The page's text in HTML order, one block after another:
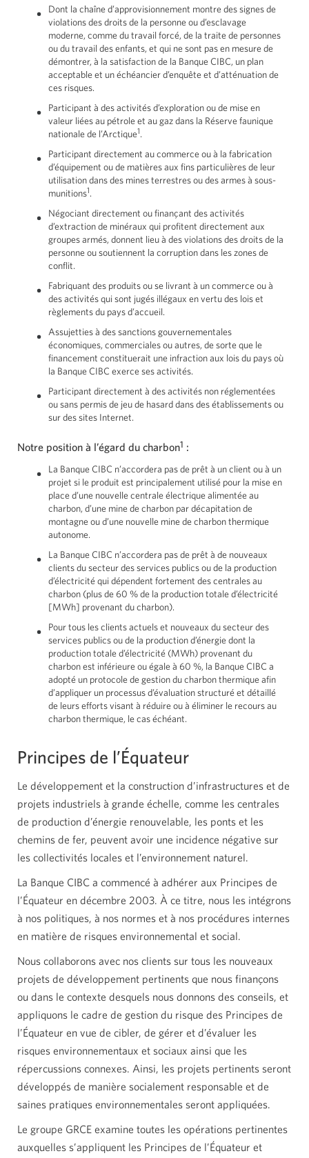
Dont la chaîne d’approvisionnement montre des signes de
violations des droits de la personne ou d’esclavage
moderne, comme du travail forcé, de la traite de personnes
ou du travail des enfants, et qui ne sont pas en mesure de
démontrer, à la satisfaction de la Banque CIBC, un plan
acceptable et un échéancier d’enquête et d’atténuation de
ces risques.
Participant à des activités d’exploration ou de mise en
valeur liées au pétrole et au gaz dans la Réserve faunique
nationale de l’Arctique1.
Participant directement au commerce ou à la fabrication
d’équipement ou de matières aux fins particulières de leur
utilisation dans des mines terrestres ou des armes à sous-
munitions1.
Négociant directement ou finançant des activités
d’extraction de minéraux qui profitent directement aux
groupes armés, donnent lieu à des violations des droits de la
personne ou soutiennent la corruption dans les zones de
conflit.
Fabriquant des produits ou se livrant à un commerce ou à
des activités qui sont jugés illégaux en vertu des lois et
règlements du pays d’accueil.
Assujetties à des sanctions gouvernementales
économiques, commerciales ou autres, de sorte que le
financement constituerait une infraction aux lois du pays où
la Banque CIBC exerce ses activités.
Participant directement à des activités non réglementées
ou sans permis de jeu de hasard dans des établissements ou
sur des sites Internet.
Notre position à l’égard du charbon1 :
La Banque CIBC n’accordera pas de prêt à un client ou à un
projet si le produit est principalement utilisé pour la mise en
place d’une nouvelle centrale électrique alimentée au
charbon, d’une mine de charbon par décapitation de
montagne ou d’une nouvelle mine de charbon thermique
autonome.
La Banque CIBC n’accordera pas de prêt à de nouveaux
clients du secteur des services publics ou de la production
d’électricité qui dépendent fortement des centrales au
charbon (plus de 60 %de la production totale d’électricité
[MWh] provenant du charbon).
Pour tous les clients actuels et nouveaux du secteur des
services publics ou de la production d’énergie dont la
production totale d’électricité (MWh) provenant du
charbon est inférieure ou égale à 60 %, la Banque CIBC a
adopté un protocole de gestion du charbon thermique afin
d’appliquer un processus d’évaluation structuré et détaillé
de leurs efforts visant à réduire ou à éliminer le recours au
charbon thermique, le cas échéant.
Principes de l’Équateur
Le développement et la construction d’infrastructures et de
projets industriels à grande échelle, comme les centrales
de production d’énergie renouvelable, les ponts et les
chemins de fer, peuvent avoir une incidence négative sur
les collectivités locales et l’environnement naturel.
La Banque CIBC a commencé à adhérer aux Principes de
l’Équateur en décembre 2003. À ce titre, nous les intégrons
à nos politiques, à nos normes et à nos procédures internes
en matière de risques environnemental et social.
Nous collaborons avec nos clients sur tous les nouveaux
projets de développement pertinents que nous finançons
ou dans le contexte desquels nous donnons des conseils, et
appliquons le cadre de gestion du risque des Principes de
l’Équateur en vue de cibler, de gérer et d’évaluer les
risques environnementaux et sociaux ainsi que les
répercussions connexes. Ainsi, les projets pertinents seront
développés de manière socialement responsable et de
saines pratiques environnementales seront appliquées.
Le groupe GRCE examine toutes les opérations pertinentes
auxquelles s’appliquent les Principes de l’Équateur et